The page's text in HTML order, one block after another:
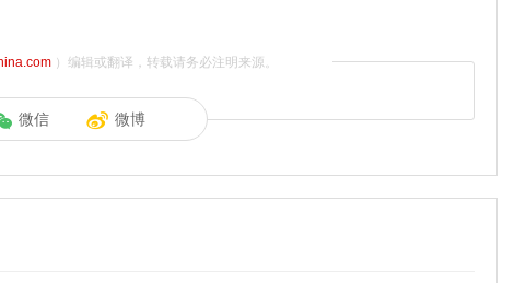
）编辑或翻译，转载请务必注明来源。
微信 微博